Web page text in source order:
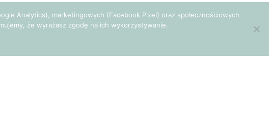
Analytics), marketingowych (Facebook Pixel) oraz społecznościowych
że wyrażasz zgodę na ich wykorzystywanie.